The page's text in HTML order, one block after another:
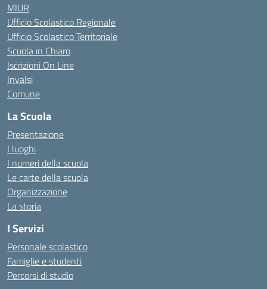
MIUR
Ufficio Scolastico Regionale
Ufficio Scolastico Territoriale
Scuola in Chiaro
Iscrizioni On Line
Invalsi
Comune
La Scuola
Presentazione
I luoghi
I numeri della scuola
Le carte della scuola
Organizzazione
La storia
I Servizi
Personale scolastico
Famiglie e studenti
Percorsi di studio